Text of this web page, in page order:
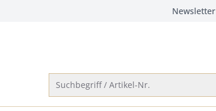
Newsletter
Suchbegriff / Artikel-Nr.